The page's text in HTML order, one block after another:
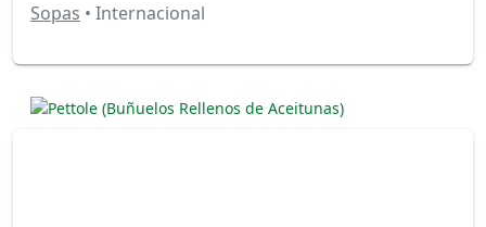
Sopas • Internacional